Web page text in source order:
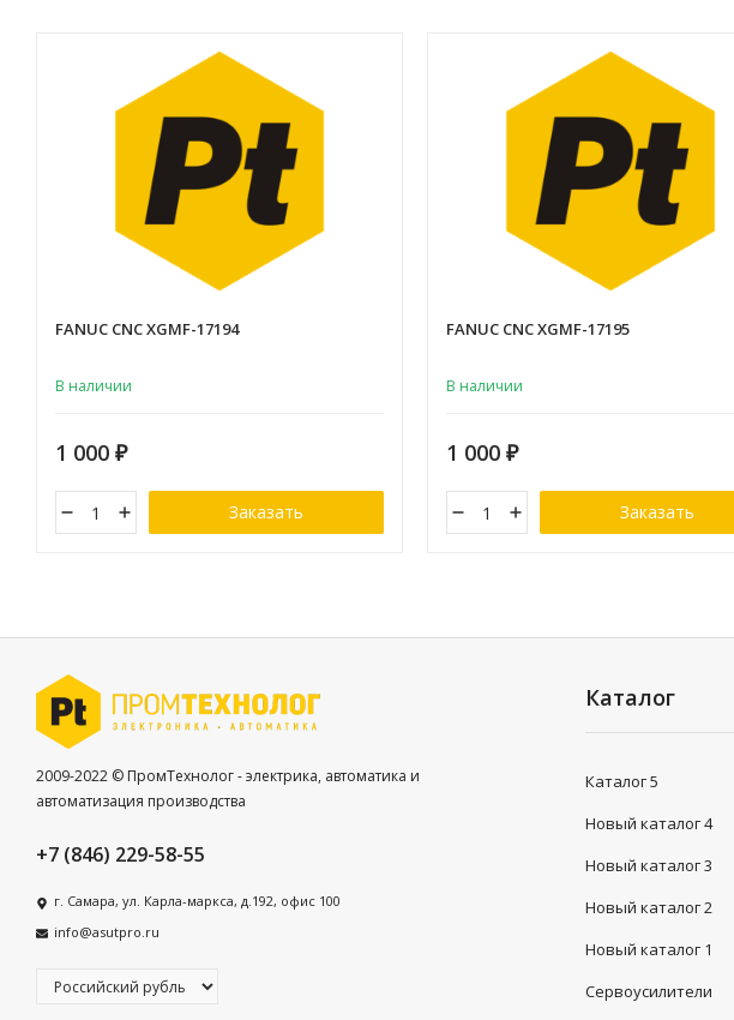
FANUC CNC XGMF-17194
В наличии
1 000 ₽
Заказать
FANUC CNC XGMF-17195
В наличии
1 000 ₽
Заказать
2009-2022 © ПромТехнолог - электрика, автоматика и
автоматизация производства
+7 (846) 229-58-55
г. Самара, ул. Карла-маркса, д.192, офис 100
info@asutpro.ru
Каталог
Каталог 5
Новый каталог 4
Новый каталог 3
Новый каталог 2
Новый каталог 1
Сервоусилители